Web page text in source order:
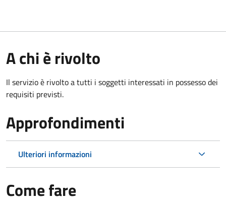
A chi è rivolto
Il servizio è rivolto a tutti i soggetti interessati in possesso dei
requisiti previsti.
Approfondimenti
Ulteriori informazioni
Come fare